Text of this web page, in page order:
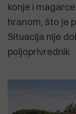
konje i
hranom, što je
Situacija nije
poljoprivrednik